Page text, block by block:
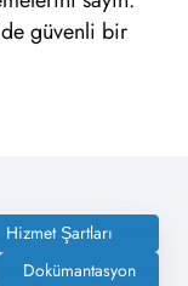
güvenli bir
Hizmet Şartları
Dokümantasyon